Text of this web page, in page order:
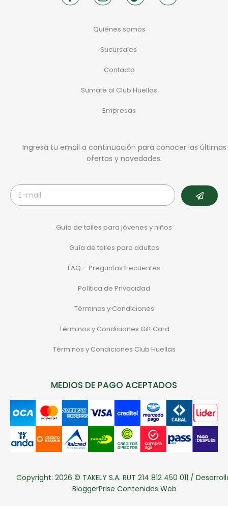
Quiénes somos
Sucursales
Contacto
Sumate al Club Huellas
Empresas
Ingresa tu email a continuación para conocer las últimas
ofertas y novedades.
Guía de talles para jóvenes y niños
Guía de talles para adultos
FAQ – Preguntas frecuentes
Política de Privacidad
Términos y Condiciones
Términos y Condiciones Gift Card
Términos y Condiciones Club Huellas
MEDIOS DE PAGO ACEPTADOS
Copyright: 2026 © TAKELY S.A. RUT 214 812 450 011 /
BloggerPrise Contenidos Web